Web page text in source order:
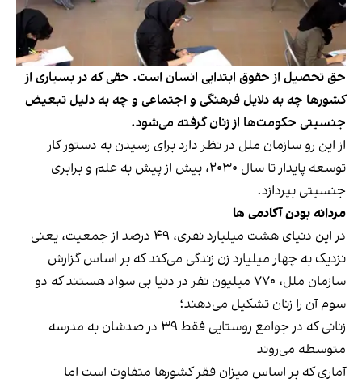
حق تحصیل از حقوق ابتدایی انسان است. حقی که در بسیاری از
کشورها چه به دلایل فرهنگی و اجتماعی و چه به دلیل تبعیض
جنسیتی حکومت‌ها از زنان گرفته می‌شود.
از این رو سازمان ملل در نظر دارد برای رسیدن به دستور کار
توسعه پایدار تا سال ۲۰۳۰، بیش از پیش به علم و برابری
جنسیتی بپردازد.
مردانه بودن آکادمی ها
در این دنیای هشت میلیارد نفری، ۴۹ درصد از جمعیت، یعنی
نزدیک به چهار میلیارد زن زندگی می‌کند که بر اساس گزارش
سازمان ملل، ۷۷۰ میلیون نفر در دنیا بی سواد هستند که دو
سوم آن را زنان تشکیل می‌دهند؛
زنانی که در جوامع روستایی فقط ۳۹ در صدشان به مدرسه
متوسطه می‌روند
آماری که بر اساس میزان فقر کشورها متفاوت است اما